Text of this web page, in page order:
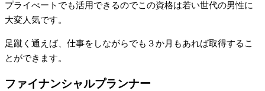
プライべートでも活用できるのでこの資格は若い世代の男性に
大変人気です。
足蹴く通えば、仕事をしながらでも３か月もあれば取得するこ
とができます。
ファイナンシャルプランナー